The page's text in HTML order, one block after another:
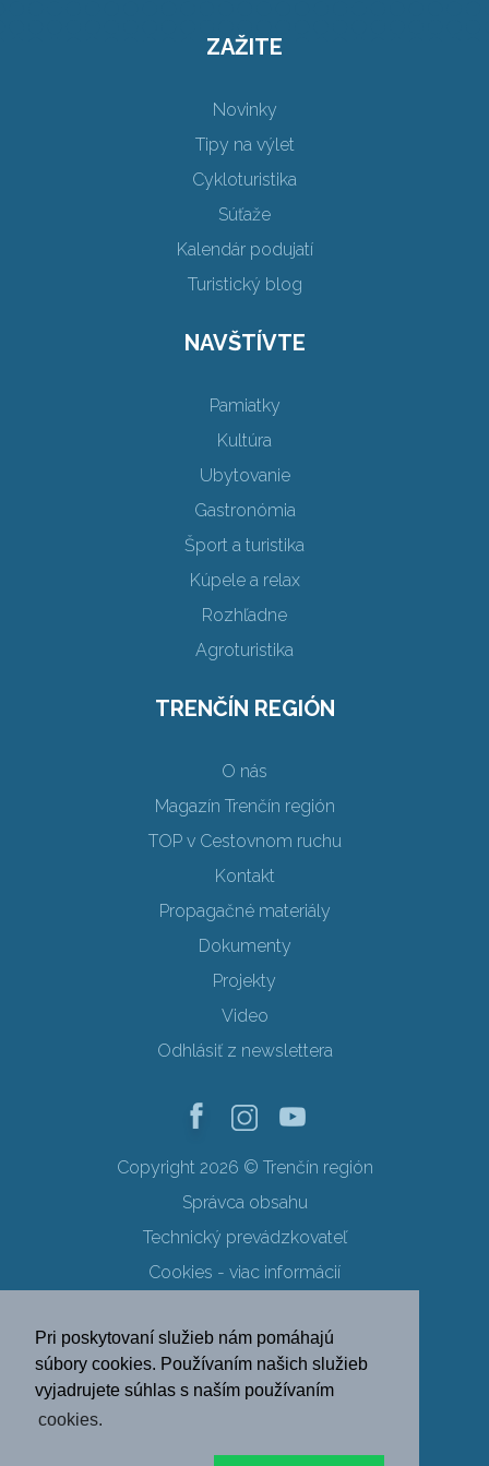
Pri poskytovaní služieb nám pomáhajú
súbory cookies. Používaním našich služieb
vyjadrujete súhlas s naším používaním
cookies.
ZAŽITE
Novinky
Tipy na výlet
Cykloturistika
Súťaže
Kalendár podujatí
Turistický blog
NAVŠTÍVTE
Pamiatky
Kultúra
Ubytovanie
Gastronómia
Šport a turistika
Kúpele a relax
Rozhľadne
Agroturistika
TRENČÍN REGIÓN
O nás
Magazín Trenčín región
TOP v Cestovnom ruchu
Kontakt
Propagačné materiály
Dokumenty
Projekty
Video
Odhlásiť z newslettera
Copyright 2026 © Trenčín región
Správca obsahu
Technický prevádzkovateľ
Cookies - viac informácií
Ochrana osobných údajov
SK EN DE
PL